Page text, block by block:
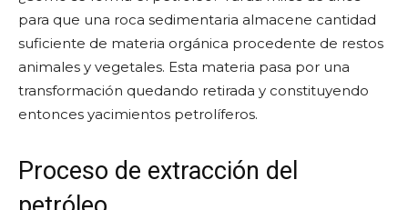
para que una roca sedimentaria almacene cantidad
suficiente de materia orgánica procedente de restos
animales y vegetales. Esta materia pasa por una
transformación quedando retirada y constituyendo
entonces yacimientos petrolíferos.
Proceso de extracción del